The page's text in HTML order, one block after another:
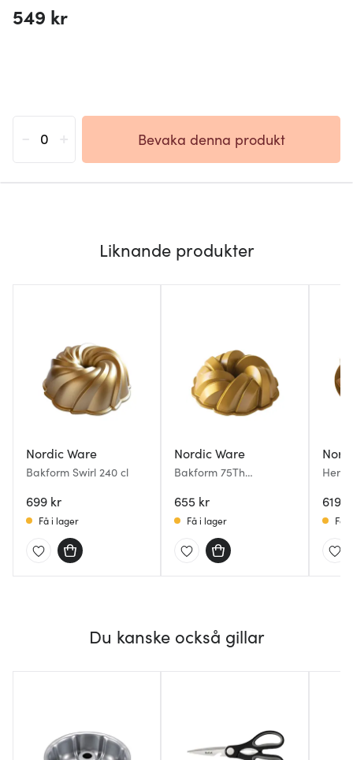
549 kr
Bevaka denna produkt
Liknande produkter
Nordic Ware
Bakform Swirl 240 cl
699 kr
Få i lager
Nordic Ware
Bakform 75Th
280 cl
655 kr
Få i lager
619
Få
Du kanske också gillar